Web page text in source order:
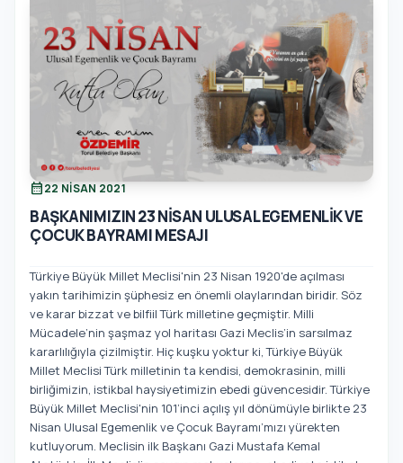
calendar_month22 NISAN 2021
BAŞKANIMIZIN 23 NİSAN ULUSAL EGEMENLİK VE
ÇOCUK BAYRAMI MESAJI
Türkiye Büyük Millet Meclisi'nin 23 Nisan 1920'de açılması
yakın tarihimizin şüphesiz en önemli olaylarından biridir. Söz
ve karar bizzat ve bilfiil Türk milletine geçmiştir. Milli
Mücadele’nin şaşmaz yol haritası Gazi Meclis’in sarsılmaz
kararlılığıyla çizilmiştir. Hiç kuşku yoktur ki, Türkiye Büyük
Millet Meclisi Türk milletinin ta kendisi, demokrasinin, milli
birliğimizin, istikbal haysiyetimizin ebedi güvencesidir. Türkiye
Büyük Millet Meclisi'nin 101’inci açılış yıl dönümüyle birlikte 23
Nisan Ulusal Egemenlik ve Çocuk Bayramı’mızı yürekten
kutluyorum. Meclisin ilk Başkanı Gazi Mustafa Kemal